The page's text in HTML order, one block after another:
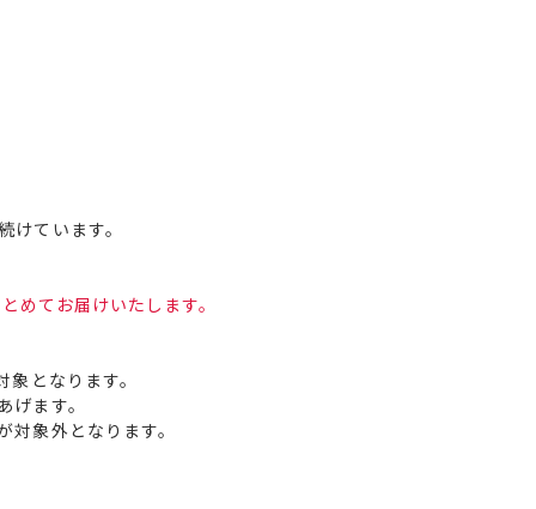
ています。
てお届けいたします。
となります。
ます。
象外となります。